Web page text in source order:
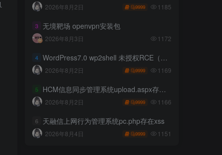
2026年8月2日 9999 1185
3 无境靶场 openvpn安装包
2026年8月3日 1172
4 WordPress7.0 wp2shell 未授权RCE（CVE-2026-63030 CVE-2026-60137）
2026年8月2日 9999 1169
5 HCM信息同步管理系统upload.aspx存在任意文件上传
2026年8月2日 9999 1166
6 天融信上网行为管理系统pc.php存在xss
2026年8月4日 9999 1151